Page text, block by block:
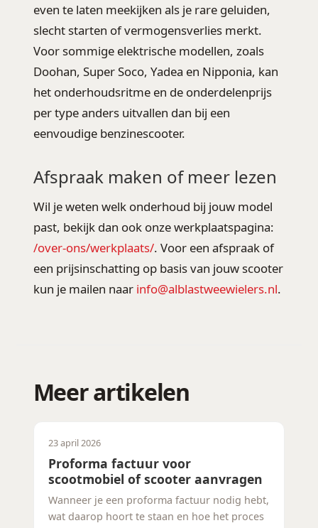
even te laten meekijken als je rare geluiden,
slecht starten of vermogensverlies merkt.
Voor sommige elektrische modellen, zoals
Doohan, Super Soco, Yadea en Nipponia, kan
het onderhoudsritme en de onderdelenprijs
per type anders uitvallen dan bij een
eenvoudige benzinescooter.
Afspraak maken of meer lezen
Wil je weten welk onderhoud bij jouw model
past, bekijk dan ook onze werkplaatspagina:
/over-ons/werkplaats/. Voor een afspraak of
een prijsinschatting op basis van jouw scooter
kun je mailen naar info@alblastweewielers.nl.
Meer artikelen
23 april 2026
Proforma factuur voor
scootmobiel of scooter aanvragen
Wanneer je een proforma factuur nodig hebt,
wat daarop hoort te staan en hoe het proces